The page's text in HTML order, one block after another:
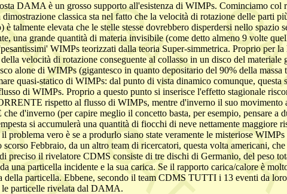
DAMA è un grosso supporto all'esistenza di WIMPs. Cominciamo
classica sta nel fatto che la velocità di rotazione delle parti
talmente elevata che le stelle stesse dovrebbero disperdersi nello spazio
una grande quantità di materia invisibile (come detto almeno 9 volte
WIMPs teorizzati dalla teoria Super-simmetrica. Proprio per
velocità di rotazione conseguente al collasso in un disco del
alone di WIMPs (gigantesco in quanto depositario del 90% della
quasi-statico di WIMPs: dal punto di vista dinamico comunque,
di WIMPs. Proprio a questo punto si inserisce l'effetto stagionale
rispetto al flusso di WIMPs, mentre d'inverno il suo movimento
d'inverno (per capire meglio il concetto basta, per esempio, pensare a
si accumulerà una quantità di fiocchi di neve nettamente maggiore
vero è se a produrlo siano state veramente le misteriose
Febbraio, da un altro team di ricercatori, questa volta americani,
il rivelatore CDMS consiste di tre dischi di Germanio, del peso
una particella incidente e la sua carica. Se il rapporto carica/calore è
della particella. Ebbene, secondo il team CDMS TUTTI i 13 eventi da
le particelle rivelata dal DAMA.